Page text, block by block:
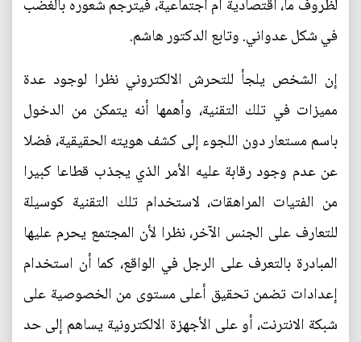
لظروف ما، اقتصادية أم اجتماعية، فيترجم شعوره بالغضب
في شكل عدواني. وتابع الدكتور هاشم.
إن الشخص يلجأ للتحرش الالكتروني نظرا لوجود عدة
مميزات في تلك التقنية، وأهمها أنه يتمكن من الدخول
باسم مستعار دون اللجوء إلى كشف هويته الحقيقية، فضلا
عن عدم وجود رقابة عليه الأمر الذي يجذب قطاعا كبيرا
من الفتيات المراهقات، لاستخدام تلك التقنية كوسيلة
للتعارف على الجنس الآخر، نظرا لأن المجتمع يحرم عليها
المبادرة بالتعرف على الرجل في الواقع، كما أن استخدام
إعدادات تضمن تحقيق أعلى مستوى من الخصوصية على
شبكة الانترنت، أو على الأجهزة الالكترونية يساهم إلى حد